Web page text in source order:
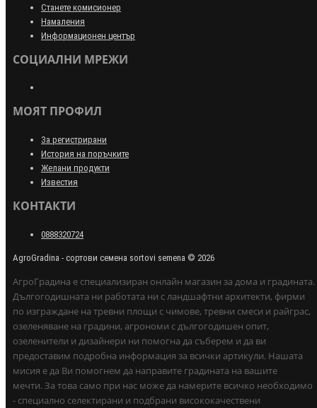
Станете комисионер
Намаления
Информационен център
СОЦИАЛНИ МРЕЖИ
МОЯТ ПРОФИЛ
За регистрирани
История на поръчките
Желани продукти
Известия
КОНТАКТИ
0888320724
AgroGradina - сортови семена sortovi semena © 2026
АгроГрадина е специализиран онлайн магазин за дома и градината.
Дългогодишната ни работата ни с ландшафтни архитекти, фирми
по изграждане на тревни площи с чимове, тревни смеси и райграс,
озеленяване на градини, агрономи с дългогодишен опит,
озеленители и дизайнери ни помогна да съберем и да ви
предоставим подробна информация за всички артикули. Нашата
мисия е да Ви помогнем да направите градината на вашите
мечти. За това само при нас може да намерите всичко необходимо
- специално селектирани и подбрани висококачествени